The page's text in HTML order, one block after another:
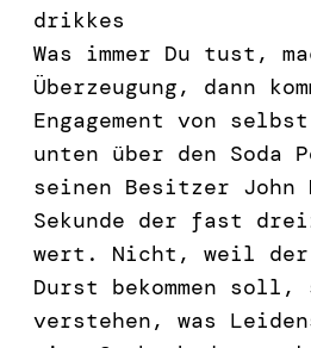
drikkes
Was immer Du tust,
Überzeugung, dann
Engagement von
unten über den Soda
seinen Besitzer
Sekunde der fast
wert. Nicht, weil der
Durst bekommen soll,
verstehen, was